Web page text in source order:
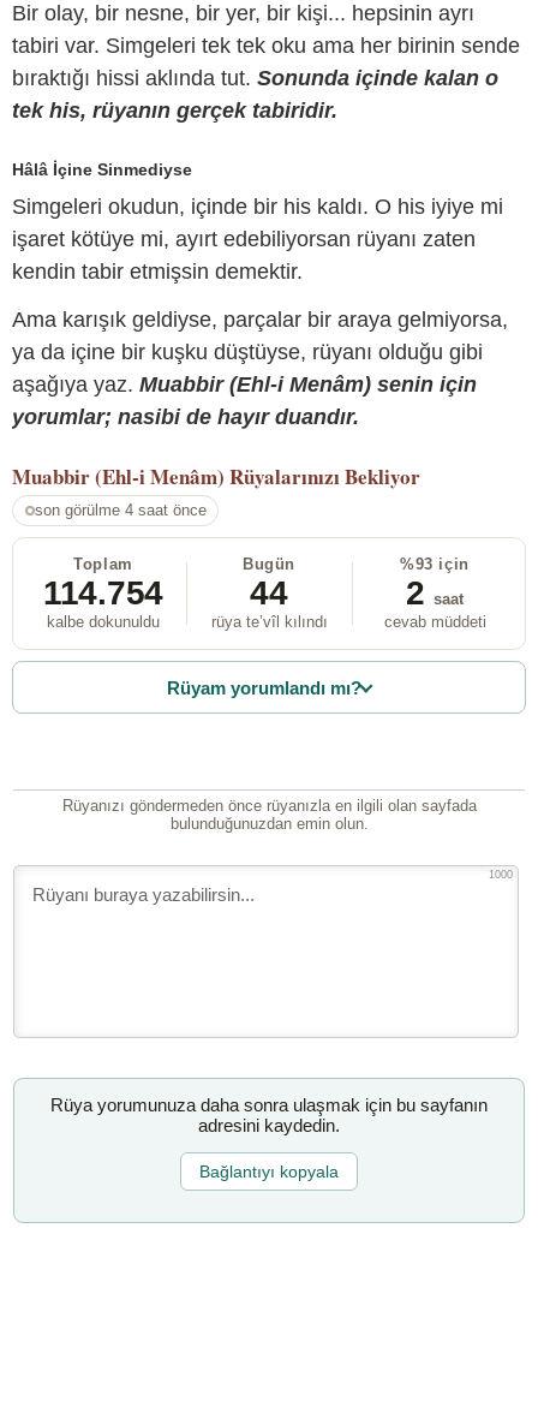
Bir olay, bir nesne, bir yer, bir kişi... hepsinin ayrı
tabiri var. Simgeleri tek tek oku ama her birinin sende
bıraktığı hissi aklında tut. Sonunda içinde kalan o
tek his, rüyanın gerçek tabiridir.
Hâlâ İçine Sinmediyse
Simgeleri okudun, içinde bir his kaldı. O his iyiye mi
işaret kötüye mi, ayırt edebiliyorsan rüyanı zaten
kendin tabir etmişsin demektir.
Ama karışık geldiyse, parçalar bir araya gelmiyorsa,
ya da içine bir kuşku düştüyse, rüyanı olduğu gibi
aşağıya yaz. Muabbir (Ehl-i Menâm) senin için
yorumlar; nasibi de hayır duandır.
Muabbir (Ehl-i Menâm) Rüyalarınızı Bekliyor
son görülme 4 saat önce
Toplam
114.754
kalbe dokunuldu
Bugün
44
rüya te’vîl kılındı
%93 için
2 saat
cevab müddeti
Rüyam yorumlandı mı?
Rüyanızı göndermeden önce rüyanızla en ilgili olan sayfada
bulunduğunuzdan emin olun.
1000
Rüya yorumunuza daha sonra ulaşmak için bu sayfanın
adresini kaydedin.
Bağlantıyı kopyala